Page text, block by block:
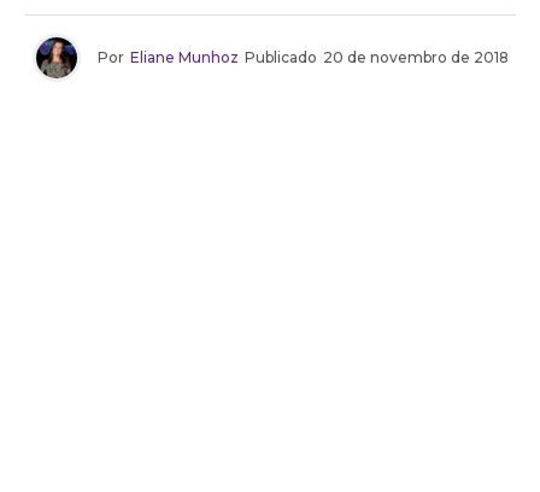
Por Eliane Munhoz Publicado 20 de novembro de 2018